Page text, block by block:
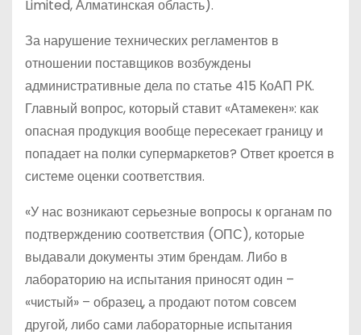
Limited, Алматинская область).
За нарушение технических регламентов в
отношении поставщиков возбуждены
административные дела по статье 415 КоАП РК.
Главный вопрос, который ставит «Атамекен»: как
опасная продукция вообще пересекает границу и
попадает на полки супермаркетов? Ответ кроется в
системе оценки соответствия.
«У нас возникают серьезные вопросы к органам по
подтверждению соответствия (ОПС), которые
выдавали документы этим брендам. Либо в
лабораторию на испытания приносят один –
«чистый» – образец, а продают потом совсем
другой, либо сами лабораторные испытания